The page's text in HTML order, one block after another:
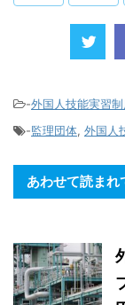
-外国人技能実習
-監理団体, 外国人
あわせて読まれ